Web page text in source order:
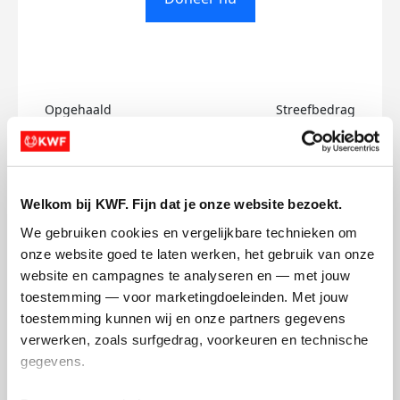
Welkom bij KWF. Fijn dat je onze website bezoekt.
We gebruiken cookies en vergelijkbare technieken om
onze website goed te laten werken, het gebruik van onze
website en campagnes te analyseren en — met jouw
toestemming — voor marketingdoeleinden. Met jouw
toestemming kunnen wij en onze partners gegevens
verwerken, zoals surfgedrag, voorkeuren en technische
gegevens.
Opgehaald
€0
Streefbedrag
€500
Ayoub's badges